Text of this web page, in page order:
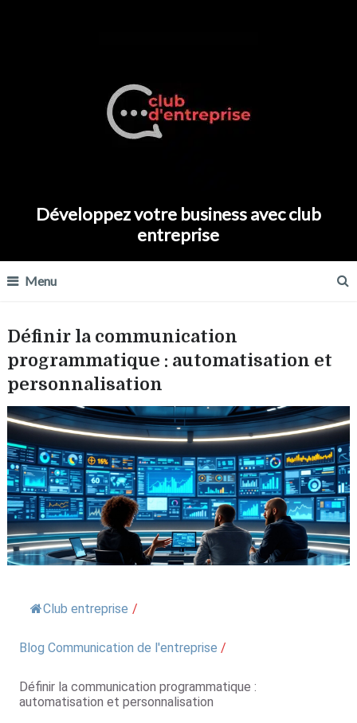
Développez votre business avec club
entreprise
Menu
Définir la communication
programmatique : automatisation et
personnalisation
Club entreprise /
Blog Communication de l'entreprise /
Définir la communication programmatique :
automatisation et personnalisation